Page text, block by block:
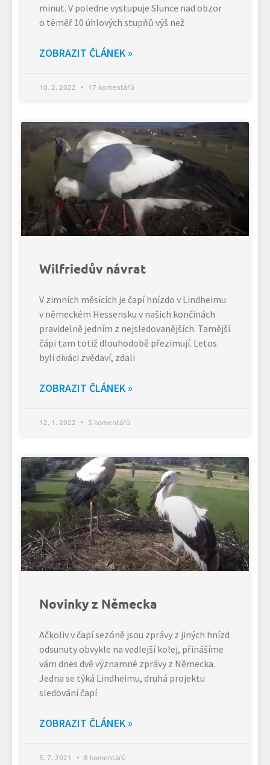
minut. V poledne vystupuje Slunce nad obzor
o téměř 10 úhlových stupňů výš než
ZOBRAZIT ČLÁNEK »
10. 2. 2022 17 komentářů
Wilfriedův návrat
V zimních měsících je čapí hnízdo v Lindheimu
v německém Hessensku v našich končinách
pravidelně jedním z nejsledovanějších. Tamější
čápi tam totiž dlouhodobě přezimují. Letos
byli diváci zvědaví, zdali
ZOBRAZIT ČLÁNEK »
12. 1. 2022 5 komentářů
Novinky z Německa
Ačkoliv v čapí sezóně jsou zprávy z jiných hnízd
odsunuty obvykle na vedlejší kolej, přinášíme
vám dnes dvě významné zprávy z Německa.
Jedna se týká Lindheimu, druhá projektu
sledování čapí
ZOBRAZIT ČLÁNEK »
5. 7. 2021 8 komentářů